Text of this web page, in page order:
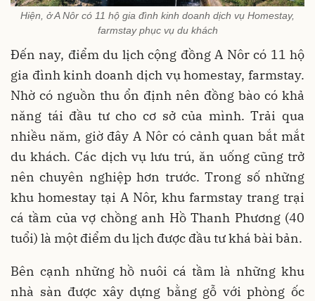
Hiện, ở A Nôr có 11 hộ gia đình kinh doanh dịch vụ Homestay,
farmstay phục vụ du khách
Đến nay, điểm du lịch cộng đồng A Nôr có 11 hộ
gia đình kinh doanh dịch vụ homestay, farmstay.
Nhờ có nguồn thu ổn định nên đồng bào có khả
năng tái đầu tư cho cơ sở của mình. Trải qua
nhiều năm, giờ đây A Nôr có cảnh quan bắt mắt
du khách. Các dịch vụ lưu trú, ăn uống cũng trở
nên chuyên nghiệp hơn trước. Trong số những
khu homestay tại A Nôr, khu farmstay trang trại
cá tầm của vợ chồng anh Hồ Thanh Phương (40
tuổi) là một điểm du lịch được đầu tư khá bài bản.
Bên cạnh những hồ nuôi cá tầm là những khu
nhà sàn được xây dựng bằng gỗ với phòng ốc